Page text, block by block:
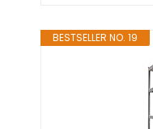
BESTSELLER NO. 19